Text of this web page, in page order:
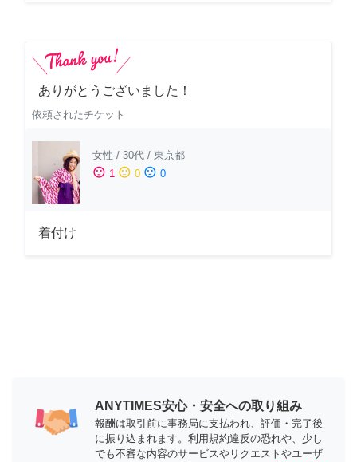
ありがとうございました！
依頼されたチケット
女性 / 30代 / 東京都
sentiment_satisfied 1 sentiment_neutral 0 sentiment_dissatisfied 0
着付け
ANYTIMES安心・安全への取り組み
報酬は取引前に事務局に支払われ、評価・完了後
に振り込まれます。利用規約違反の恐れや、少し
でも不審な内容のサービスやリクエストやユーザ